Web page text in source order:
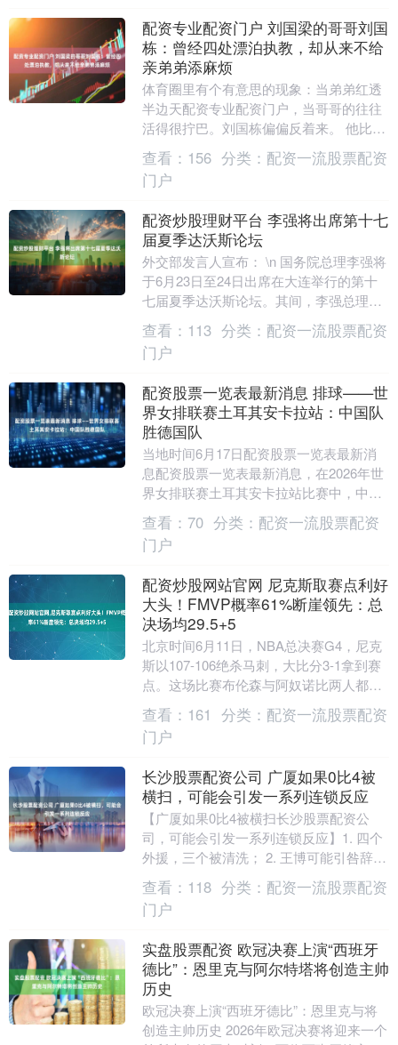
配资专业配资门户 刘国梁的哥哥刘国
栋：曾经四处漂泊执教，却从来不给
亲弟弟添麻烦
体育圈里有个有意思的现象：当弟弟红透
半边天配资专业配资门户，当哥哥的往往
活得很拧巴。刘国栋偏偏反着来。 他比弟
弟刘国梁大不到两岁，1974年4月17日出
生于河南....
查看： 156 分类： 配资一流股票配资
门户
配资炒股理财平台 李强将出席第十七
届夏季达沃斯论坛
外交部发言人宣布： \n 国务院总理李强将
于6月23日至24日出席在大连举行的第十
七届夏季达沃斯论坛。其间，李强总理将
出席开幕式并发表特别致辞，会见来华出
席论坛....
查看： 113 分类： 配资一流股票配资
门户
配资股票一览表最新消息 排球——世
界女排联赛土耳其安卡拉站：中国队
胜德国队
当地时间6月17日配资股票一览表最新消
息配资股票一览表最新消息，在2026年世
界女排联赛土耳其安卡拉站比赛中，中国
队3比2战胜德国队。 6月17日，中国队球
员王....
查看： 70 分类： 配资一流股票配资
门户
配资炒股网站官网 尼克斯取赛点利好
大头！FMVP概率61%断崖领先：总
决场均29.5+5
北京时间6月11日，NBA总决赛G4，尼克
斯以107-106绝杀马刺，大比分3-1拿到赛
点。这场比赛布伦森与阿奴诺比两人都拿
到30+的数据，阿奴诺比末节3中3拿....
查看： 161 分类： 配资一流股票配资
门户
长沙股票配资公司 广厦如果0比4被
横扫，可能会引发一系列连锁反应
【广厦如果0比4被横扫长沙股票配资公
司，可能会引发一系列连锁反应】1. 四个
外援，三个被清洗； 2. 王博可能引咎辞
职，就算不是下赛季辞职，也极有可能三
年内辞职....
查看： 118 分类： 配资一流股票配资
门户
实盘股票配资 欧冠决赛上演“西班牙
德比”：恩里克与阿尔特塔将创造主帅
历史
欧冠决赛上演“西班牙德比”：恩里克与将
创造主帅历史 2026年欧冠决赛将迎来一个